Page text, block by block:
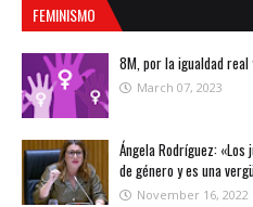
FEMINISMO
8M, por la igualdad
March 07, 2023
Ángela Rodríguez:
de género y es una
November 16, 2022